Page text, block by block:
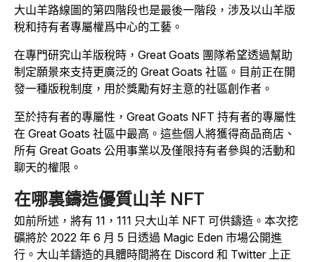
大山羊路線圖的第四階段也是最後一階段，涉及以山羊版
稅和持有者專屬權爲中心的工藝。
在專門研究山羊版稅時，Great Goats 團隊希望透過幫助
制定願景來支持更廣泛的 Great Goats 社區。目前正在開
發一種版稅制度，用於獎勵有好主意的社區創作者。
至於持有者的專屬性，Great Goats NFT 持有者的專屬性
在 Great Goats 社區中最高。這些個人將獲得商品商店、
所有 Great Goats 公用事業以及僅限持有者參與的活動和
聊天的權限。
在哪裏鑄造優質山羊 NFT
如前所述，將有 11，111 只大山羊 NFT 可供鑄造。本次挖
礦將於 2022 年 6 月 5 日透過 Magic Eden 市場公開進
行。大山羊鑄造的具體時間將在 Discord 和 Twitter 上正